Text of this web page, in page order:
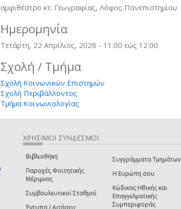
αμφιθέατρο κτ. Γεωγραφίας, Λόφος Πανεπιστημίου
Ημερομηνία
Τετάρτη, 22 Απρίλιος, 2026 - 11:00 εώς 12:00
Σχολή / Τμήμα
Σχολή Κοινωνικών Επιστημών
Σχολή Περιβάλλοντος
Τμήμα Κοινωνιολογίας
ΧΡΗΣΙΜΟΙ ΣΥΝΔΕΣΜΟΙ
Βιβλιοθήκη
Παροχές Φοιτητικής
Μέριμνας
Συμβουλευτικοί Σταθμοί
Έντυπα / Αιτήσεις
Συγγράμματα Τμημάτων
Η Ευρώπη σου
Κώδικας Ηθικής και
Επαγγελματικής
Συμπεριφοράς